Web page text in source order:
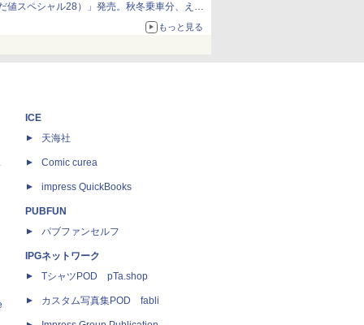
値スペシャル28）」発売。秋冬乗車分、えき
もっと見る
ICE
天海社
Comic curea
impress QuickBooks
PUBFUN
パブファンセルフ
IPGネットワーク
TシャツPOD pTa.shop
カスタム写真集POD fabli